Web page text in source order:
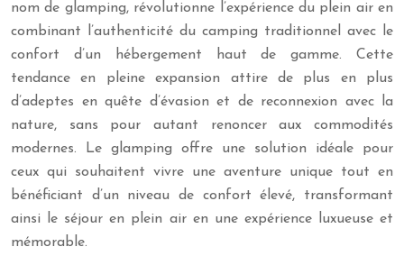
nom de glamping, révolutionne l’expérience du plein air en
combinant l’authenticité du camping traditionnel avec le
confort d’un hébergement haut de gamme. Cette
tendance en pleine expansion attire de plus en plus
d’adeptes en quête d’évasion et de reconnexion avec la
nature, sans pour autant renoncer aux commodités
modernes. Le glamping offre une solution idéale pour
ceux qui souhaitent vivre une aventure unique tout en
bénéficiant d’un niveau de confort élevé, transformant
ainsi le séjour en plein air en une expérience luxueuse et
mémorable.